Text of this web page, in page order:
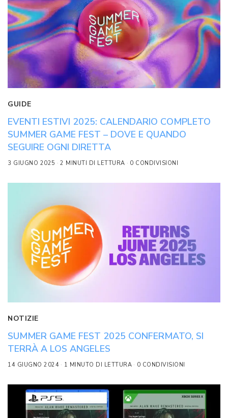
GUIDE
EVENTI ESTIVI 2025: CALENDARIO COMPLETO
SUMMER GAME FEST – DOVE E QUANDO
SEGUIRE OGNI DIRETTA
3 GIUGNO 2025 2 MINUTI DI LETTURA 0 CONDIVISIONI
NOTIZIE
SUMMER GAME FEST 2025 CONFERMATO, SI
TERRÀ A LOS ANGELES
14 GIUGNO 2024 1 MINUTO DI LETTURA 0 CONDIVISIONI